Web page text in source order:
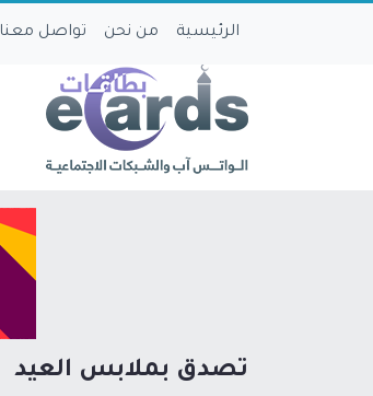
الرئيسية من نحن تواصل معنا
تصدق بملابس العيد